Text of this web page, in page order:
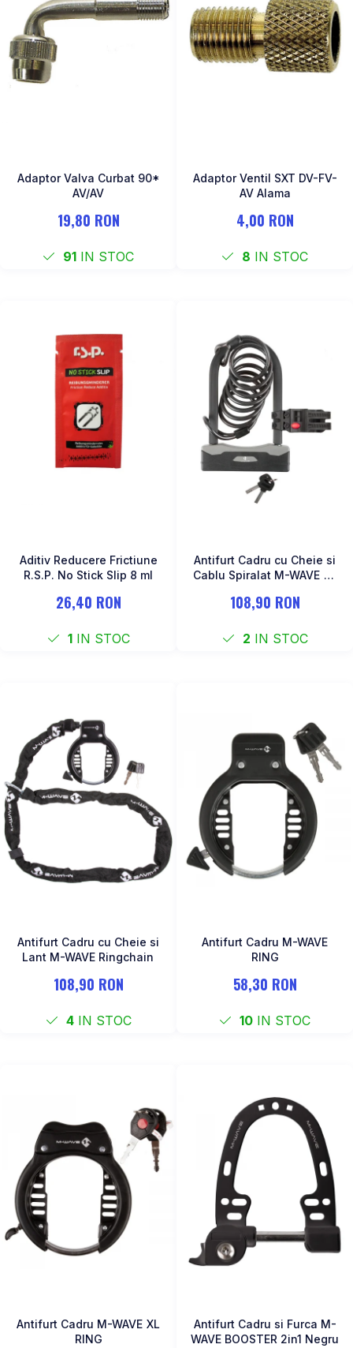
Adaptor Valva Curbat 90*
AV/AV
19,80 RON
91 IN STOC
Adaptor Ventil SXT DV-FV-
AV Alama
4,00 RON
8 IN STOC
Aditiv Reducere Frictiune
R.S.P. No Stick Slip 8 ml
26,40 RON
1IN STOC
Antifurt Cadru cu Cheie si
Cablu Spiralat M-WAVE "B
108,90 RON
2 IN STOC
Antifurt Cadru cu Cheie si
Lant M-WAVE Ringchain
108,90 RON
4IN STOC
Antifurt Cadru M-WAVE
RING
58,30 RON
10 IN STOC
Antifurt Cadru M-WAVE XL
RING
Antifurt Cadru si Furca M-
WAVE BOOSTER 2in1 Negru